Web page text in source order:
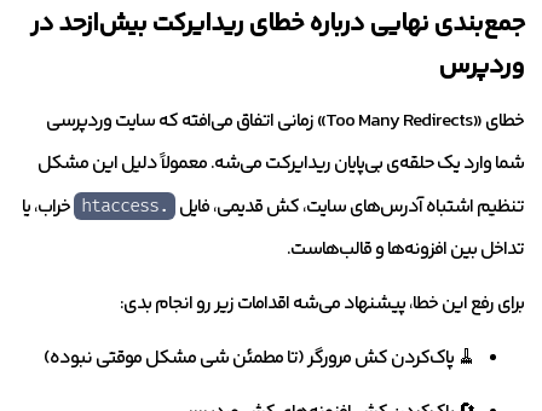
جمع‌بندی نهایی درباره خطای ریدایرکت بیش‌ازحد در
وردپرس
خطای «Too Many Redirects» زمانی اتفاق می‌افته که سایت وردپرسی
شما وارد یک حلقه‌ی بی‌پایان ریدایرکت می‌شه. معمولاً دلیل این مشکل
تنظیم اشتباه آدرس‌های سایت، کش قدیمی، فایل
.htaccess
خراب، یا
تداخل بین افزونه‌ها و قالب‌هاست.
برای رفع این خطا، پیشنهاد می‌شه اقدامات زیر رو انجام بدی:
🧹 پاک‌کردن کش مرورگر (تا مطمئن شی مشکل موقتی نبوده)